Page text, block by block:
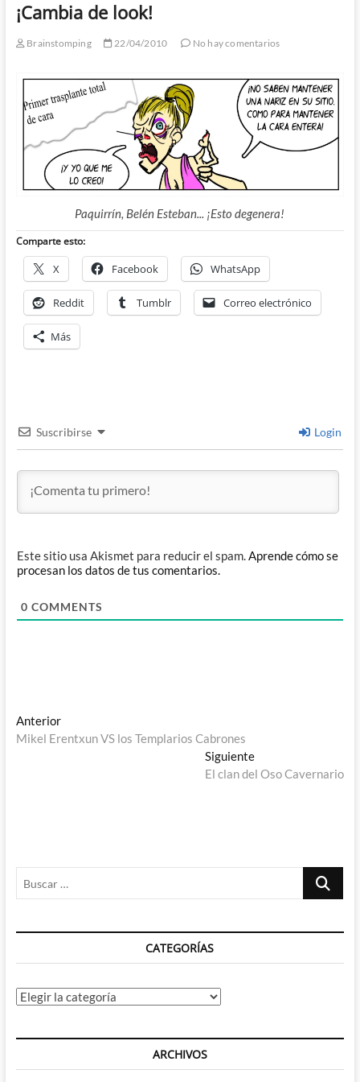
¡Cambia de look!
Brainstomping 22/04/2010 No hay comentarios
Paquirrín, Belén Esteban... ¡Esto degenera!
Comparte esto:
X Facebook WhatsApp
Reddit Tumblr Correo electrónico
Más
Suscribirse Login
Este sitio usa Akismet para reducir el spam.Aprende cómo se
procesan los datos de tus comentarios.
0 COMMENTS
Navegación
de
AnteriorEntrada
anterior:
Mikel Erentxun VS los Templarios Cabrones
SiguienteEntrada
siguiente:
El clan del Oso Cavernario
Buscar
CATEGORÍAS
Categorías
ARCHIVOS